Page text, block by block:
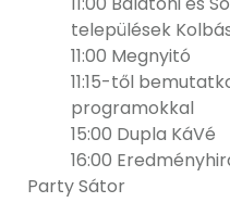
települések
11:00 Megnyitó
11:15-től
programokkal
15:00 Dupla KáVé
16:00
Party Sátor